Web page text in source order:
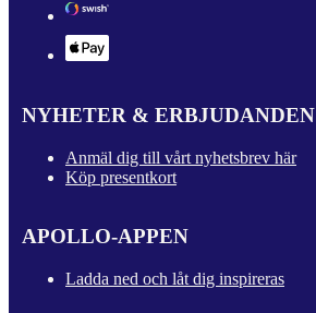
NYHETER & ERBJUDANDEN
Anmäl dig till vårt nyhetsbrev här
Köp presentkort
APOLLO-APPEN
Ladda ned och låt dig inspireras